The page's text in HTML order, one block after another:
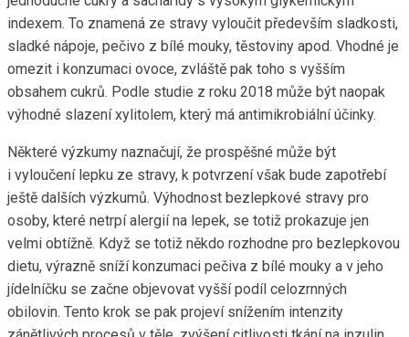
indexem. To znamená ze stravy vyloučit především sladkosti,
sladké nápoje, pečivo z bílé mouky, těstoviny apod. Vhodné je
omezit i konzumaci ovoce, zvláště pak toho s vyšším
obsahem cukrů. Podle studie z roku 2018 může být naopak
výhodné slazení xylitolem, který má antimikrobiální účinky.
Některé výzkumy naznačují, že prospěšné může být
i vyloučení lepku ze stravy, k potvrzení však bude zapotřebí
ještě dalších výzkumů. Výhodnost bezlepkové stravy pro
osoby, které netrpí alergií na lepek, se totiž prokazuje jen
velmi obtížně. Když se totiž někdo rozhodne pro bezlepkovou
dietu, výrazně sníží konzumaci pečiva z bílé mouky a v jeho
jídelníčku se začne objevovat vyšší podíl celozrnných
obilovin. Tento krok se pak projeví snížením intenzity